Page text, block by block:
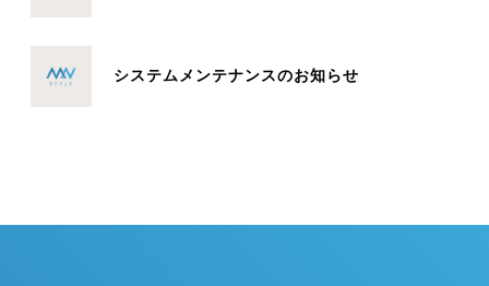
システムメンテナンスのお知らせ